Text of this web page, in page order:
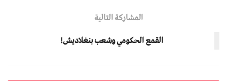
المشاركة التالية
القمع الحكومي وشعب بنغلاديش!